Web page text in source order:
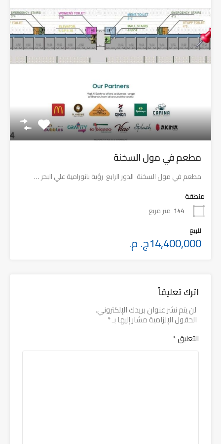
مطعم في مول السخنة
مطعم في مول السخنة الدور الرابع رؤية بانورامية علي البحر …
منطقة
144 متر مربع
للبيع
14,400,000ج. م.
اترك تعليقاً
لن يتم نشر عنوان بريدك الإلكتروني.
الحقول الإلزامية مشار إليها بـ*
التعليق*